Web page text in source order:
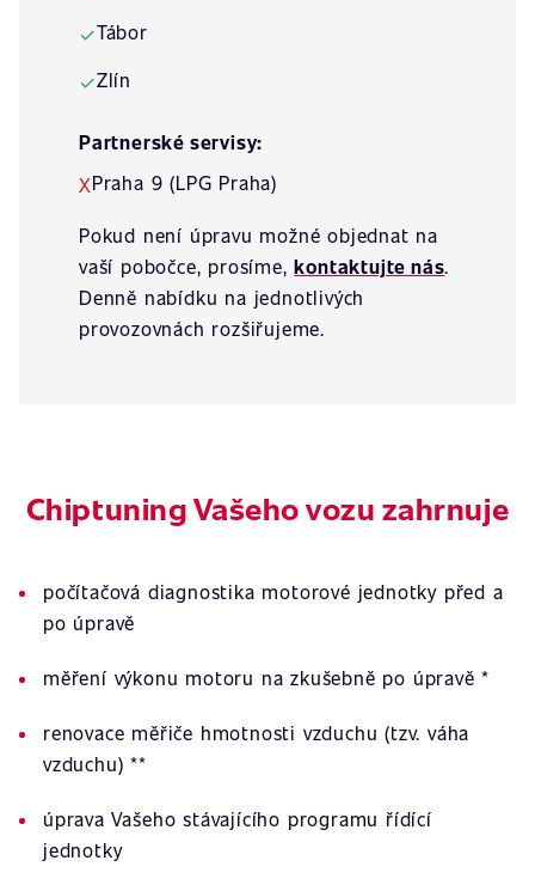
✓Tábor
✓Zlín
Partnerské servisy:
XPraha 9 (LPG Praha)
Pokud není úpravu možné objednat na
vaší pobočce, prosíme,kontaktujte nás.
Denně nabídku na jednotlivých
provozovnách rozšiřujeme.
Chiptuning Vašeho vozu zahrnuje
počítačová diagnostika motorové jednotky před a
po úpravě
měření výkonu motoru na zkušebně po úpravě *
renovace měřiče hmotnosti vzduchu (tzv. váha
vzduchu) **
úprava Vašeho stávajícího programu řídící
jednotky